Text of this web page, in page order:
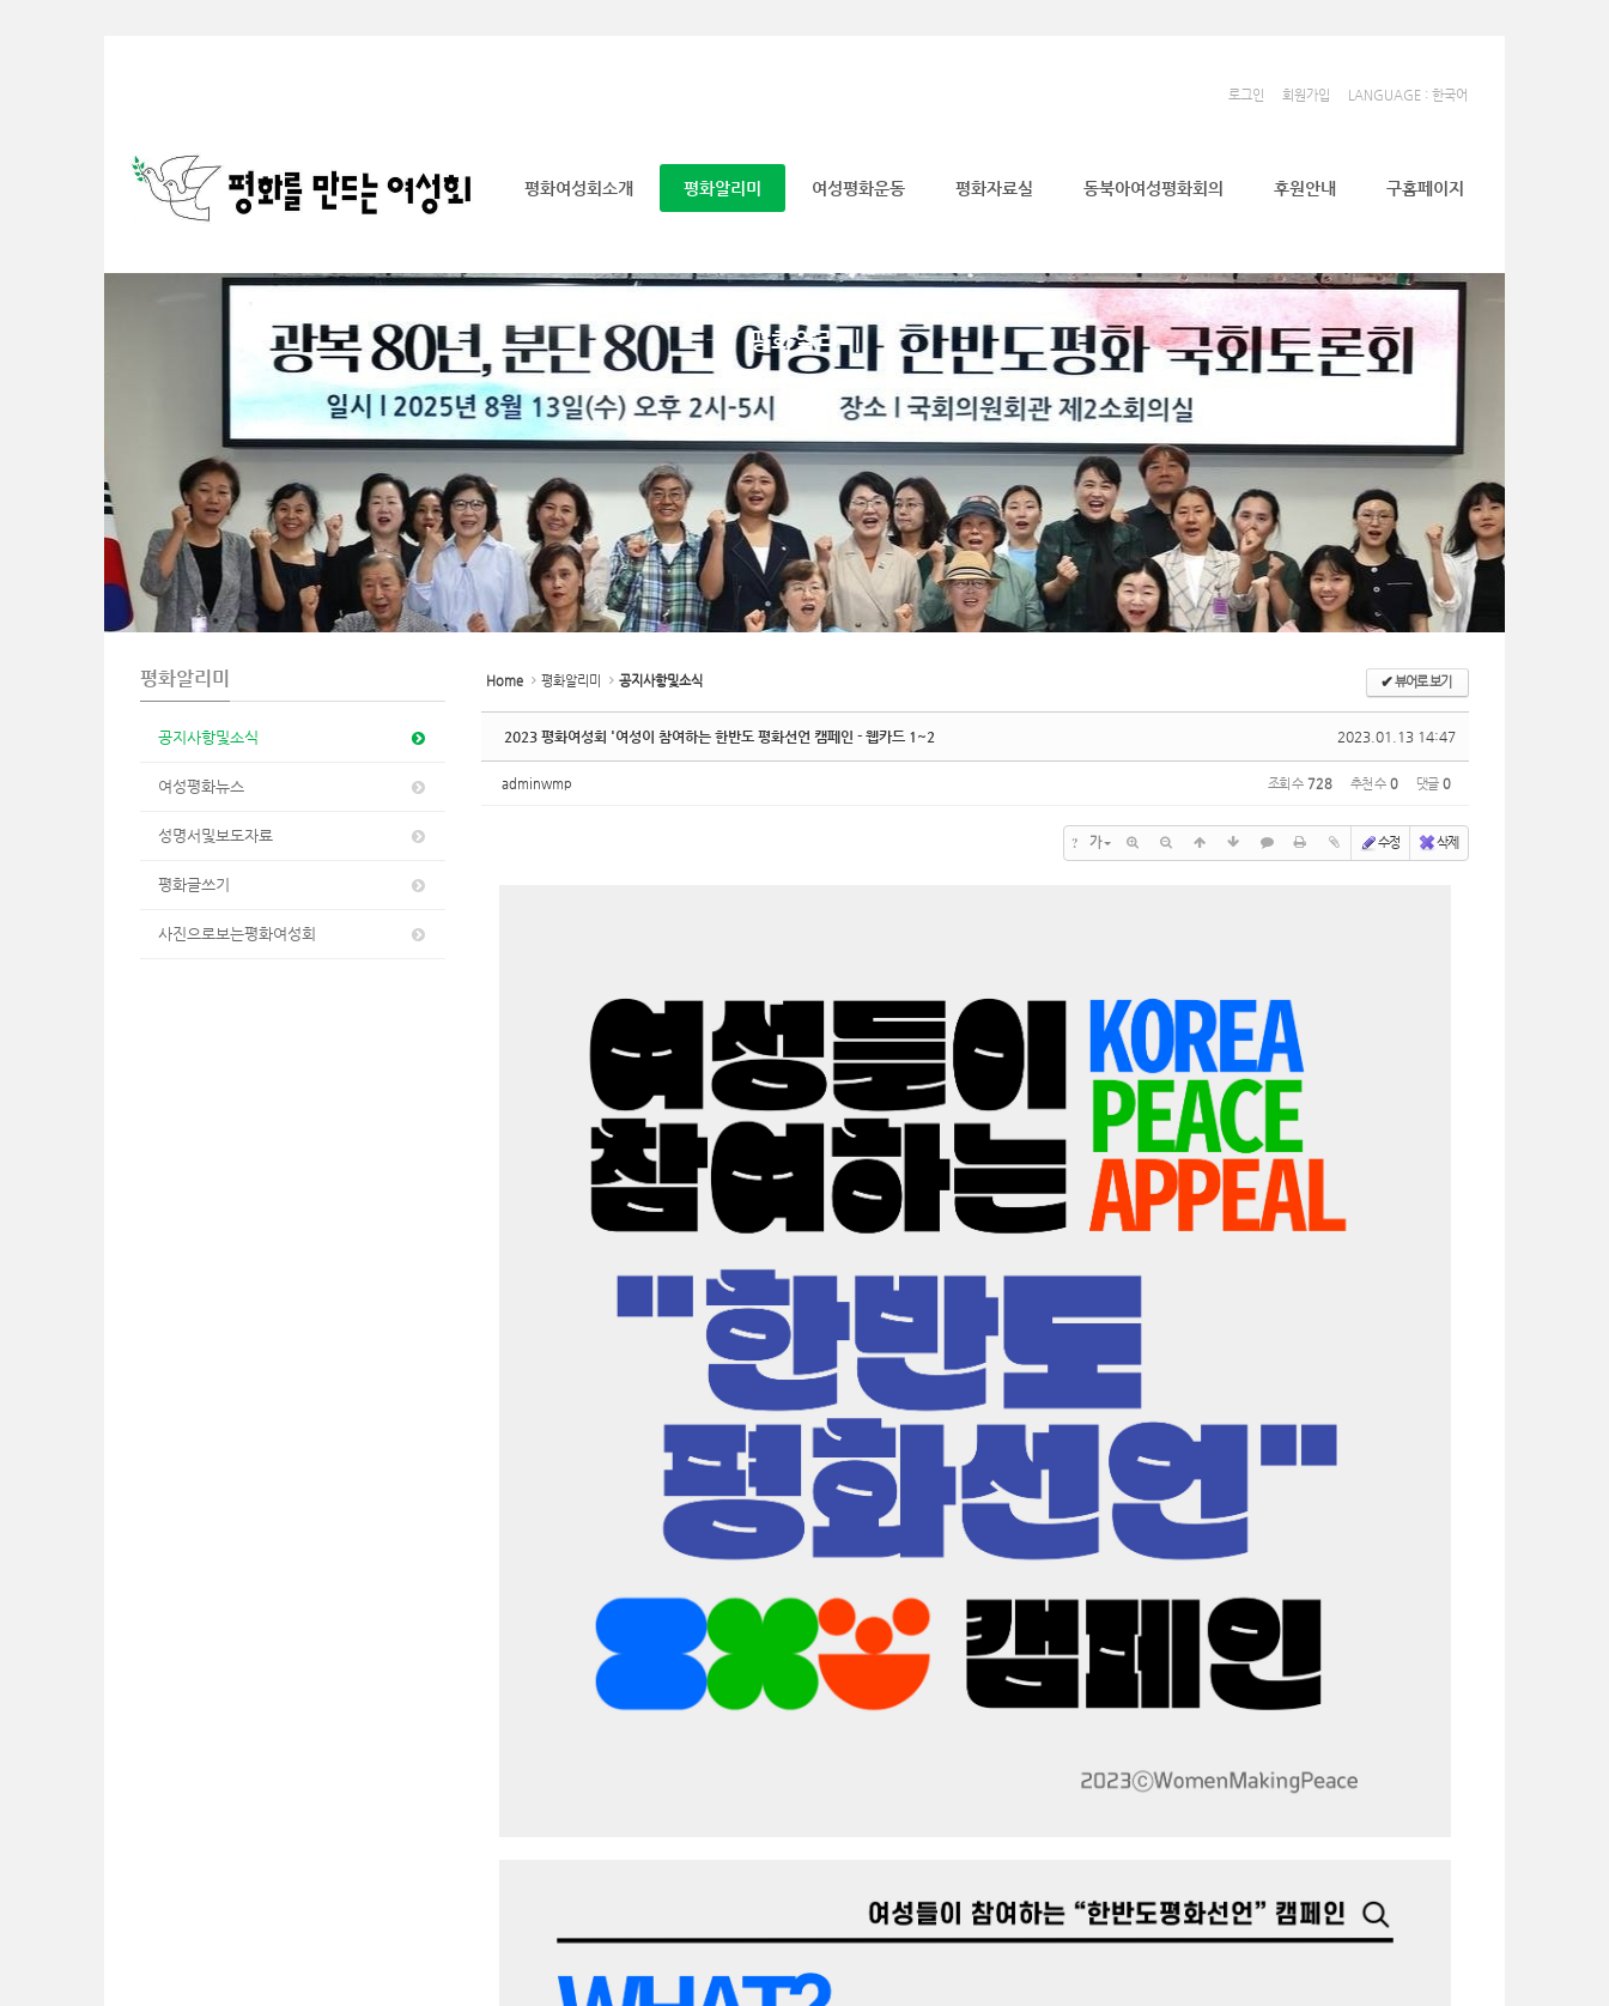
로그인 회원가입 LANGUAGE : 한국어
평화여성회소개 평화알리미 여성평화운동 평화자료실 동북아여성평화회의 후원안내 구홈페이지
n
평화알리미
평화알리미
공지사항및소식
여성평화뉴스
성명서및보도자료
평화글쓰기
사진으로보는평화여성회
Home 평화알리미 공지사항및소식 ✔뷰어로 보기
2023.01.13 14:47
2023 평화여성회 '여성이 참여하는 한반도 평화선언 캠페인 - 웹카드 1~2
adminwmp 조회 수 728 추천 수 0 댓글 0
? 가 수정 삭제